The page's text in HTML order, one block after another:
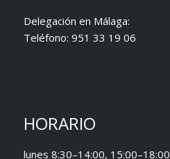
Delegación en Málaga:
Teléfono: 951 33 19 06
HORARIO
lunes 8:30–14:00, 15:00–18:00